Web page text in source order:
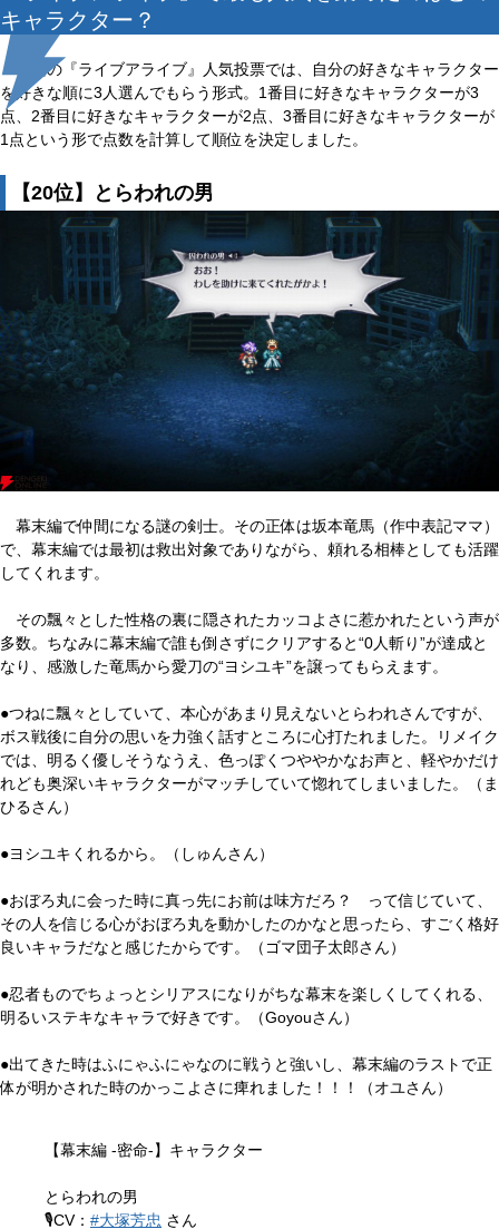
キャラクター？
今回の『ライブアライブ』人気投票では、自分の好きなキャラクター
を好きな順に3人選んでもらう形式。1番目に好きなキャラクターが3
点、2番目に好きなキャラクターが2点、3番目に好きなキャラクターが
1点という形で点数を計算して順位を決定しました。
【20位】とらわれの男
幕末編で仲間になる謎の剣士。その正体は坂本竜馬（作中表記ママ）
で、幕末編では最初は救出対象でありながら、頼れる相棒としても活躍
してくれます。
その飄々とした性格の裏に隠されたカッコよさに惹かれたという声が
多数。ちなみに幕末編で誰も倒さずにクリアすると“0人斬り”が達成と
なり、感激した竜馬から愛刀の“ヨシユキ”を譲ってもらえます。
●つねに飄々としていて、本心があまり見えないとらわれさんですが、
ボス戦後に自分の思いを力強く話すところに心打たれました。リメイク
では、明るく優しそうなうえ、色っぽくつややかなお声と、軽やかだけ
れども奥深いキャラクターがマッチしていて惚れてしまいました。（ま
ひるさん）
●ヨシユキくれるから。（しゅんさん）
●おぼろ丸に会った時に真っ先にお前は味方だろ？ って信じていて、
その人を信じる心がおぼろ丸を動かしたのかなと思ったら、すごく格好
良いキャラだなと感じたからです。（ゴマ団子太郎さん）
●忍者ものでちょっとシリアスになりがちな幕末を楽しくしてくれる、
明るいステキなキャラで好きです。（Goyouさん）
●出てきた時はふにゃふにゃなのに戦うと強いし、幕末編のラストで正
体が明かされた時のかっこよさに痺れました！！！（オユさん）
【幕末編 -密命-】キャラクター
とらわれの男
🎙️CV： #大塚芳忠 さん